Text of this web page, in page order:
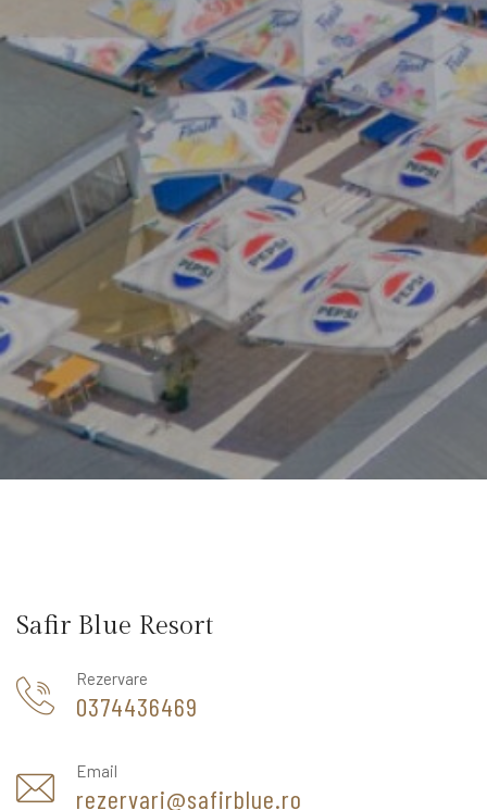
Safir Blue Resort
Rezervare
0374436469
Email
rezervari@safirblue.ro